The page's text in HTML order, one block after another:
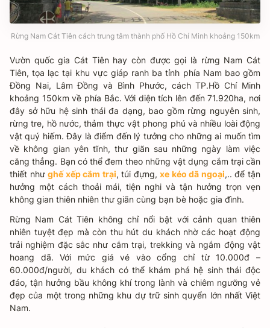
Rừng Nam Cát Tiên cách trung tâm thành phố Hồ Chí Minh khoảng 150km
Vườn quốc gia Cát Tiên hay còn được gọi là rừng Nam Cát
Tiên, tọa lạc tại khu vực giáp ranh ba tỉnh phía Nam bao gồm
Đồng Nai, Lâm Đồng và Bình Phước, cách TP.Hồ Chí Minh
khoảng 150km về phía Bắc. Với diện tích lên đến 71.920ha, nơi
đây sở hữu hệ sinh thái đa dạng, bao gồm rừng nguyên sinh,
rừng tre, hồ nước, thảm thực vật phong phú và nhiều loài động
vật quý hiếm. Đây là điểm đến lý tưởng cho những ai muốn tìm
về không gian yên tĩnh, thư giãn sau những ngày làm việc
căng thẳng. Bạn có thể đem theo những vật dụng cắm trại cần
thiết nhưghế xếp cắm trại, túi đựng,xe kéo dã ngoại,.. để tận
hưởng một cách thoải mái, tiện nghi và tận hưởng trọn vẹn
không gian thiên nhiên thư giãn cùng bạn bè hoặc gia đình.
Rừng Nam Cát Tiên không chỉ nổi bật với cảnh quan thiên
nhiên tuyệt đẹp mà còn thu hút du khách nhờ các hoạt động
trải nghiệm đặc sắc như cắm trại, trekking và ngắm động vật
hoang dã. Với mức giá vé vào cổng chỉ từ 10.000đ –
60.000đ/người, du khách có thể khám phá hệ sinh thái độc
đáo, tận hưởng bầu không khí trong lành và chiêm ngưỡng vẻ
đẹp của một trong những khu dự trữ sinh quyển lớn nhất Việt
Nam.